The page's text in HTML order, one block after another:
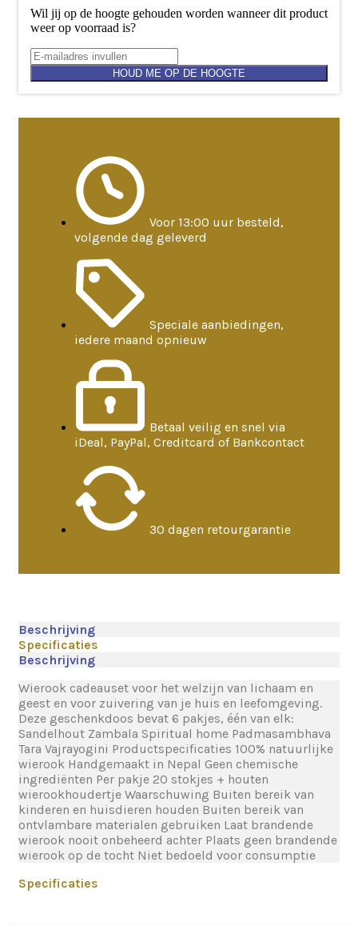
Wil jij op de hoogte gehouden worden wanneer dit product
weer op voorraad is?
HOUD ME OP DE HOOGTE
Voor 13:00 uur besteld,
volgende dag geleverd
Speciale aanbiedingen,
iedere maand opnieuw
Betaal veilig en snel via
iDeal, PayPal, Creditcard of Bankcontact
30 dagen retourgarantie
Beschrijving
Specificaties
Beschrijving
Wierook cadeauset voor het welzijn van lichaam en
geest en voor zuivering van je huis en leefomgeving.
Deze geschenkdoos bevat 6 pakjes, één van elk:
Sandelhout Zambala Spiritual home Padmasambhava
Tara Vajrayogini Productspecificaties 100% natuurlijke
wierook Handgemaakt in Nepal Geen chemische
ingrediënten Per pakje 20 stokjes + houten
wierookhoudertje Waarschuwing Buiten bereik van
kinderen en huisdieren houden Buiten bereik van
ontvlambare materialen gebruiken Laat brandende
wierook nooit onbeheerd achter Plaats geen brandende
wierook op de tocht Niet bedoeld voor consumptie
Specificaties